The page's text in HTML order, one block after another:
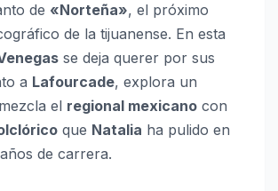
de «Norteña», el próximo
de la tijuanense. En esta
se deja querer por sus
a Lafourcade, explora un
el regional mexicano con
que Natalia ha pulido en
de carrera.